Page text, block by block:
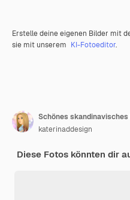
Erstelle deine eigenen Bilder mit
sie mit unserem KI-Fotoeditor.
katerinaddesign
Diese Fotos könnten dir